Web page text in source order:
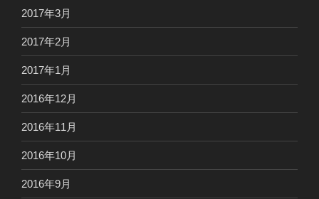
2017年3月
2017年2月
2017年1月
2016年12月
2016年11月
2016年10月
2016年9月